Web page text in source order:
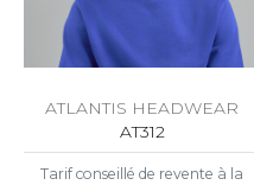
JAYS
ATLANTIS HEADWEAR
AT312
Tarif conseillé de revente à la